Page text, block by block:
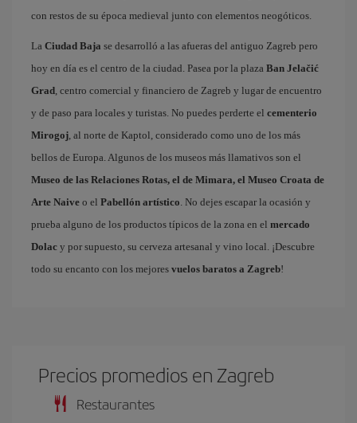
con restos de su época medieval junto con elementos neogóticos.
La Ciudad Baja se desarrolló a las afueras del antiguo Zagreb pero
hoy en día es el centro de la ciudad. Pasea por la plaza Ban Jelačić
Grad , centro comercial y financiero de Zagreb y lugar de encuentro
y de paso para locales y turistas. No puedes perderte el cementerio
Mirogoj , al norte de Kaptol, considerado como uno de los más
bellos de Europa. Algunos de los museos más llamativos son el
Museo de las Relaciones Rotas, el de Mimara, el Museo Croata de
Arte Naive o el Pabellón artístico . No dejes escapar la ocasión y
prueba alguno de los productos típicos de la zona en el mercado
Dolac y por supuesto, su cerveza artesanal y vino local. ¡Descubre
todo su encanto con los mejores vuelos baratos a Zagreb!
Precios promedios en Zagreb
Restaurantes